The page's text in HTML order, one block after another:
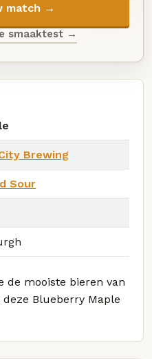
match →
smaaktest →
Brewing
Sour
de mooiste bieren van
Blueberry Maple